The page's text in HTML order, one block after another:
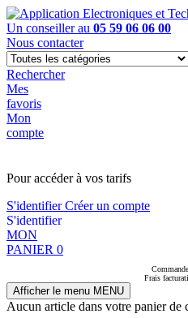
Un conseiller au 05 59 06 06 00
Nous contacter
Rechercher
Mes
favoris
Mon
compte
Pour accéder à vos tarifs
S'identifierCréer un compte
S'identifier
MON
PANIER 0
Frais
Afficher le menu MENU
Aucun article dans votre panier de